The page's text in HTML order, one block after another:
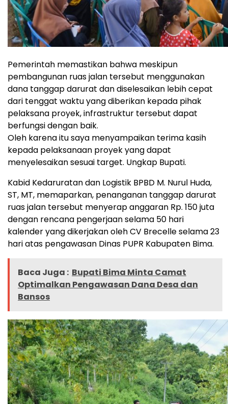
Pemerintah memastikan bahwa meskipun
pembangunan ruas jalan tersebut menggunakan
dana tanggap darurat dan diselesaikan lebih cepat
dari tenggat waktu yang diberikan kepada pihak
pelaksana proyek, infrastruktur tersebut dapat
berfungsi dengan baik.
Oleh karena itu saya menyampaikan terima kasih
kepada pelaksanaan proyek yang dapat
menyelesaikan sesuai target. Ungkap Bupati.
Kabid Kedaruratan dan Logistik BPBD M. Nurul Huda,
ST, MT, memaparkan, penanganan tanggap darurat
ruas jalan tersebut menyerap anggaran Rp. 150 juta
dengan rencana pengerjaan selama 50 hari
kalender yang dikerjakan oleh CV Brecelle selama 23
hari atas pengawasan Dinas PUPR Kabupaten Bima.
Baca Juga : Bupati Bima Minta Camat
Optimalkan Pengawasan Dana Desa dan
Bansos